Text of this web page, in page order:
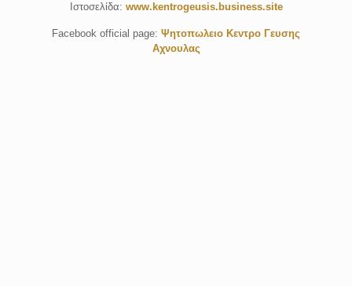
Ιστοσελίδα: www.kentrogeusis.business.site
Facebook official page: Ψητοπωλειο Κεντρο Γευσης
Αχνουλας